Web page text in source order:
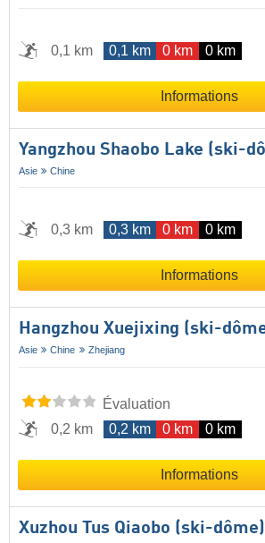
0,1 km 0,1 km 0 km 0 km
Informations
Yangzhou Shaobo Lake (ski-
Asie Chine
0,3 km 0,3 km 0 km 0 km
Informations
Hangzhou Xuejixing (ski-
Asie Chine Zhejiang
Évaluation
0,2 km
0,2 km 0 km 0 km
Informations
Xuzhou Tus Qiaobo (ski-dôme)